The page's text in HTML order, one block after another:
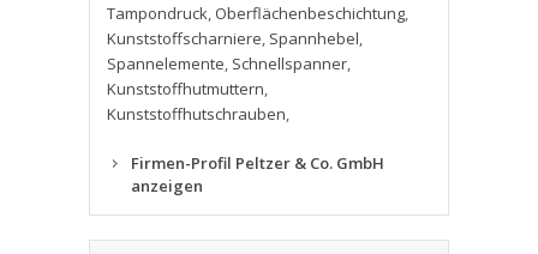
Tampondruck, Oberflächenbeschichtung,
Kunststoffscharniere, Spannhebel,
Spannelemente, Schnellspanner,
Kunststoffhutmuttern,
Kunststoffhutschrauben,
Firmen-Profil Peltzer & Co. GmbH
anzeigen